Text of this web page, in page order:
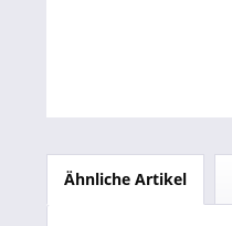
Ähnliche Artikel